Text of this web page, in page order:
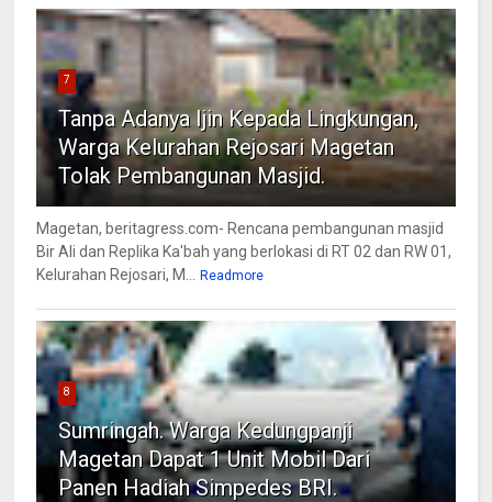
7
Tanpa Adanya Ijin Kepada Lingkungan,
Warga Kelurahan Rejosari Magetan
Tolak Pembangunan Masjid.
Magetan, beritagress.com- Rencana pembangunan masjid
Bir Ali dan Replika Ka'bah yang berlokasi di RT 02 dan RW 01,
Kelurahan Rejosari, M...
Readmore
8
Sumringah. Warga Kedungpanji
Magetan Dapat 1 Unit Mobil Dari
Panen Hadiah Simpedes BRI.